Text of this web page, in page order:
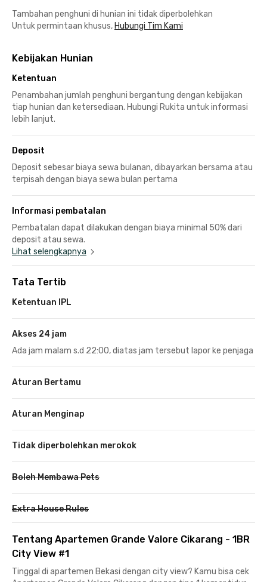
Tambahan penghuni di hunian ini tidak diperbolehkan
Untuk permintaan khusus, Hubungi Tim Kami
Kebijakan Hunian
Ketentuan
Penambahan jumlah penghuni bergantung dengan kebijakan
tiap hunian dan ketersediaan. Hubungi Rukita untuk informasi
lebih lanjut.
Deposit
Deposit sebesar biaya sewa bulanan, dibayarkan bersama atau
terpisah dengan biaya sewa bulan pertama
Informasi pembatalan
Pembatalan dapat dilakukan dengan biaya minimal 50% dari
deposit atau sewa.
Lihat selengkapnya
Tata Tertib
Ketentuan IPL
Akses 24 jam
Ada jam malam s.d 22:00, diatas jam tersebut lapor ke penjaga
Aturan Bertamu
Aturan Menginap
Tidak diperbolehkan merokok
Boleh Membawa Pets
Extra House Rules
Tentang Apartemen Grande Valore Cikarang - 1BR
City View #1
Tinggal di apartemen Bekasi dengan city view? Kamu bisa cek